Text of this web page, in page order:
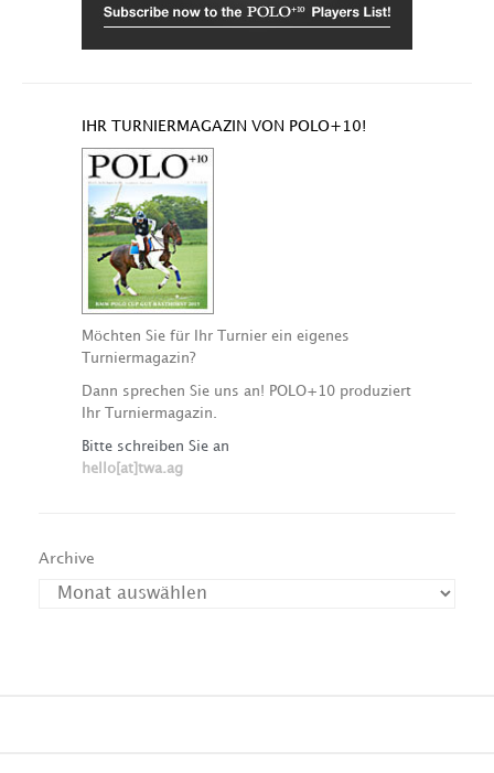
IHR TURNIERMAGAZIN VON POLO+10!
Möchten Sie für Ihr Turnier ein eigenes
Turniermagazin?
Dann sprechen Sie uns an! POLO+10 produziert
Ihr Turniermagazin.
Bitte schreiben Sie an
hello[at]twa.ag
Archive